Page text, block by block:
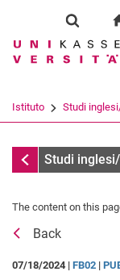
Show
Search term
Istituto Studi
Tutti i messaggi
Studi
The content on this
Back
07/18/2024 | FB02 |